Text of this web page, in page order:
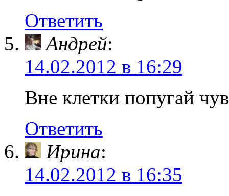
Ответить
Андрей:
14.02.2012 в 16:29
Вне клетки попугай
Ответить
Ирина:
14.02.2012 в 16:35